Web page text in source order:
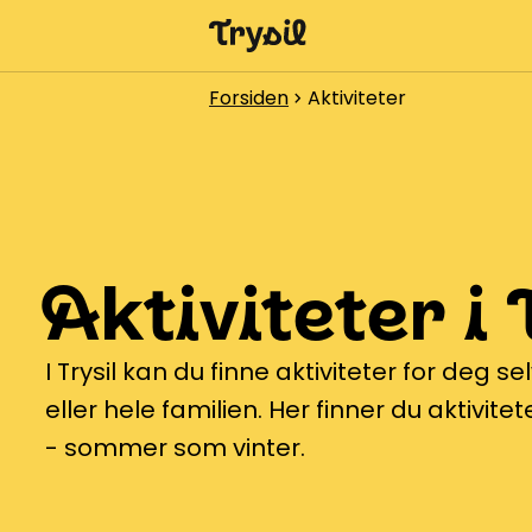
Service
Kalender
Forsiden chevron_right Aktiviteter
Aktiviteter i
I Trysil kan du finne aktiviteter for deg
eller hele familien. Her finner du
- sommer som vinter.